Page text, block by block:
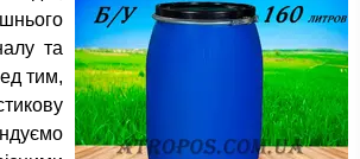
та
тим,